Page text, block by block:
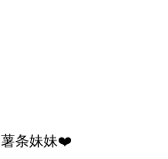
薯条妹妹❤️